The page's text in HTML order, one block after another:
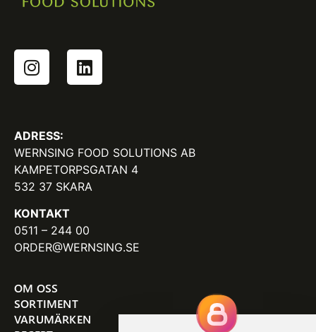
ADRESS:
WERNSING FOOD SOLUTIONS AB
KAMPETORPSGATAN 4
532 37 SKARA
KONTAKT
0511 – 244 00
ORDER@WERNSING.SE
OM OSS
SORTIMENT
VARUMÄRKEN